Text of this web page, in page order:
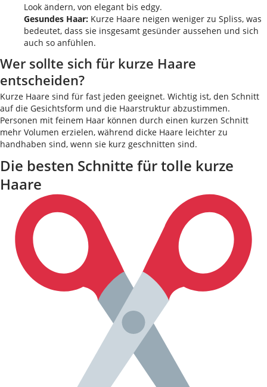
Look ändern, von elegant bis edgy.
Gesundes Haar: Kurze Haare neigen weniger zu Spliss, was
bedeutet, dass sie insgesamt gesünder aussehen und sich
auch so anfühlen.
Wer sollte sich für kurze Haare
entscheiden?
Kurze Haare sind für fast jeden geeignet. Wichtig ist, den Schnitt
auf die Gesichtsform und die Haarstruktur abzustimmen.
Personen mit feinem Haar können durch einen kurzen Schnitt
mehr Volumen erzielen, während dicke Haare leichter zu
handhaben sind, wenn sie kurz geschnitten sind.
Die besten Schnitte für tolle kurze
Haare